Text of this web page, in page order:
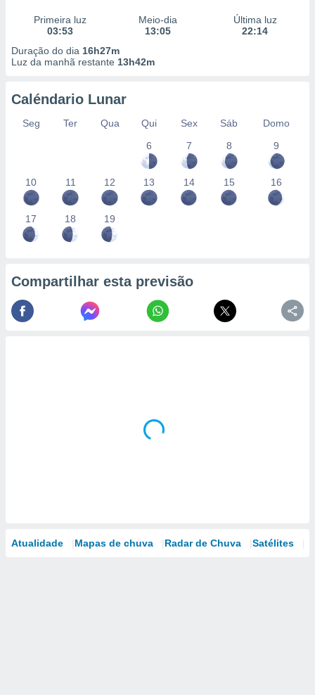
Primeira luz
03:53
Meio-dia
13:05
Última luz
22:14
Duração do dia 16h27m
Luz da manhã restante 13h42m
Caléndario Lunar
Seg Ter Qua Qui Sex Sáb
Domo
6
7 8 9
10 11 12 13 14 15 16
17 18 19
Compartilhar esta previsão
Atualidade Mapas de chuva Radar de Chuva Satélites